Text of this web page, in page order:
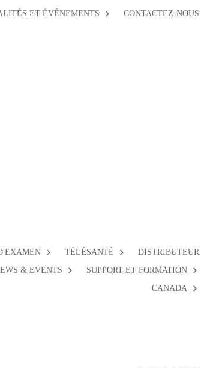
ET ÉVÉNEMENTS CONTACTEZ-NOUS
TÉLÉSANTÉ
DISTRIBUTEUR
& EVENTS
SUPPORT ET FORMATION
CANADA